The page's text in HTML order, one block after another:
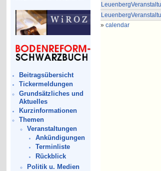
Beitragsübersicht
Tickermeldungen
Grundsätzliches und
Aktuelles
Kurzinformationen
Themen
Veranstaltungen
Ankündigungen
Terminliste
Rückblick
Politik u. Medien
»calendar